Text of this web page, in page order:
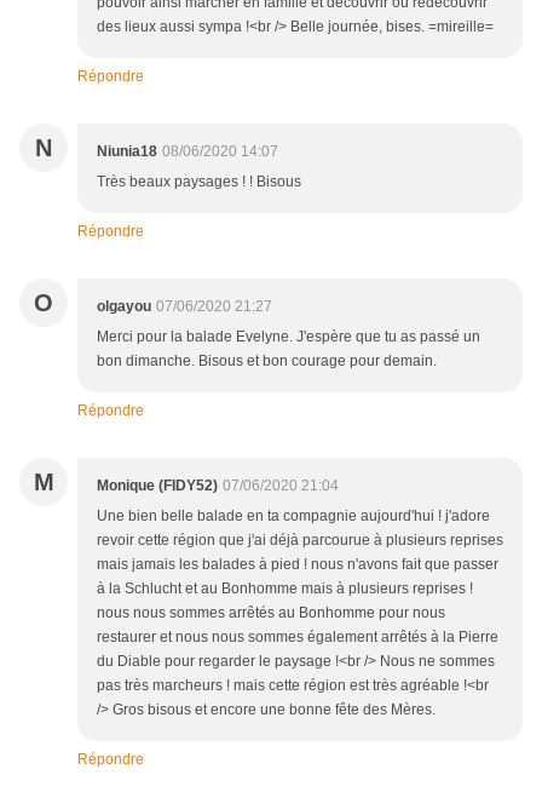
des lieux aussi sympa !<br /> Belle journée, bises. =mireille=
Répondre
N Niunia18 08/06/2020 14:07
Très beaux paysages ! ! Bisous
Répondre
O olgayou 07/06/2020 21:27
Merci pour la balade Evelyne. J'espère que tu as passé un
bon dimanche. Bisous et bon courage pour demain.
Répondre
M Monique (FIDY52) 07/06/2020 21:04
Une bien belle balade en ta compagnie aujourd'hui ! j'adore
revoir cette région que j'ai déjà parcourue à plusieurs reprises
mais jamais les balades à pied ! nous n'avons fait que passer
à la Schlucht et au Bonhomme mais à plusieurs reprises !
nous nous sommes arrêtés au Bonhomme pour nous
restaurer et nous nous sommes également arrêtés à la Pierre
du Diable pour regarder le paysage !<br /> Nous ne sommes
pas très marcheurs ! mais cette région est très agréable !<br
/> Gros bisous et encore une bonne fête des Mères.
Répondre